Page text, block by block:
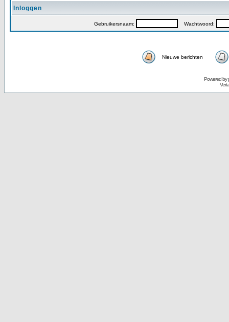
Inloggen
Gebruikersnaam: Wachtwoord:
Nieuwe berichten
Powered by